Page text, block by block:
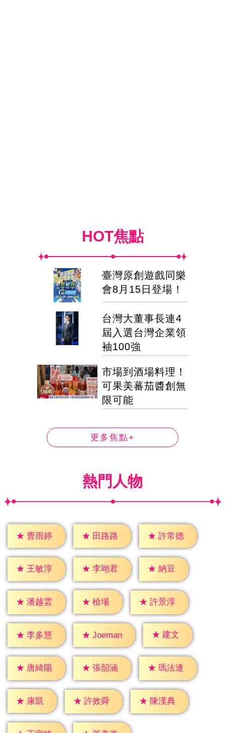
HOT焦點
臺灣原創遊戲同樂
會8月15日登場！
台灣大董事長連4
屆入選台灣企業領
袖100強
市場到酒場料理！
可果美蕃茄醬創無
限可能
更多焦點+
熱門人物
★ 曹雨婷 ★ 田路路 ★ 許常德
★ 王敏淳 ★ 李翊君 ★ 納豆
★ 潘越雲 ★ 檢場 ★ 許景淳
★ 李多慧 ★ Joeman ★ 建文
★ 唐綺陽 ★ 張韶涵 ★ 瑪法達
★ 康凱 ★ 許效舜 ★ 陳漢典